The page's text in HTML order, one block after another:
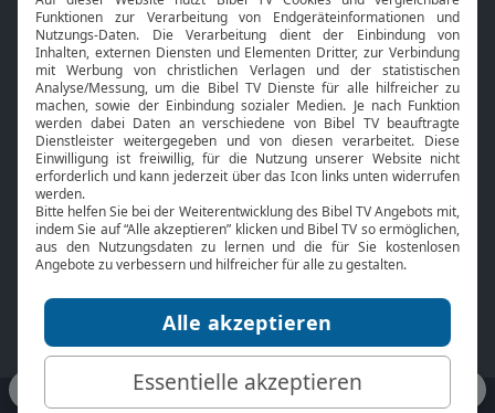
Neuigkeiten
Smart TV
HbbTV
Bibelthek Online-Bibel
Nächster Gottesdienst
Bibel TV
Über uns
Jobs
Mediadaten
Service
Kontakt
TV-Empfang
bibeltv.de: Impressum Datenschutz